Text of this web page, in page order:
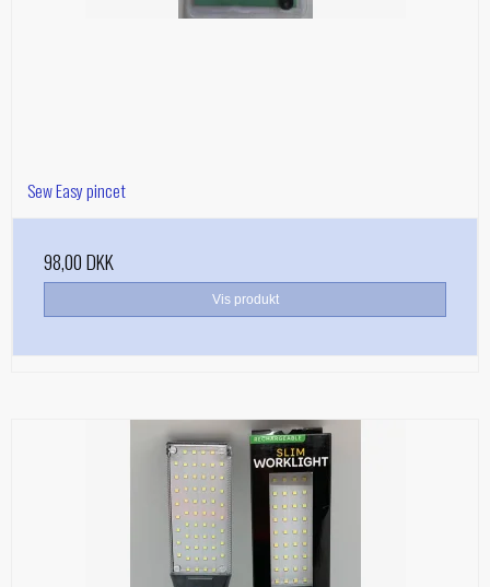
Sew Easy pincet
98,00 DKK
Vis produkt